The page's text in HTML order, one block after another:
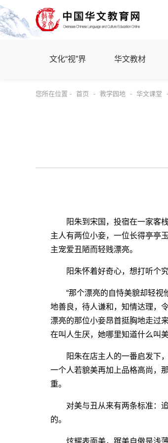
文化“视”界 华文教材
您所在位置 - 首页 - 教学园地 - 华文课堂 -
阳朱到宋国，投宿在一家客栈
主人有两位小妾，一位长得亭亭
主宠爱丑陋而轻贱漂亮。
阳朱怀着好奇心，想打听个究
“那个漂亮的自恃美貌却轻视
地善良，待人谦和，知情达理，
漂亮的那位小妾昂首挺胸地走过
在叫人生厌，她哪里知道什么叫
阳朱在店主人的一番启发下，
一个人若貌美再加上品格高尚，
重。
对美与丑从来有两条标准：追
的。
炫耀表面美，踞美自傲是浅薄